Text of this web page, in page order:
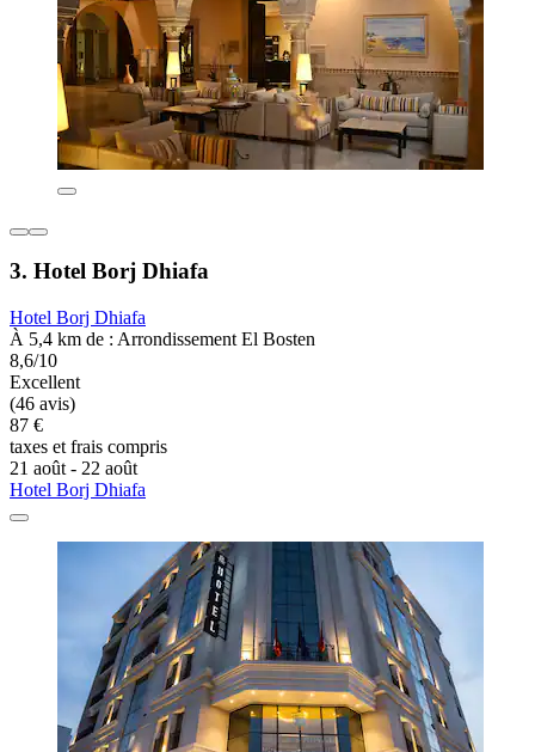
3. Hotel Borj Dhiafa
Hotel Borj Dhiafa
À 5,4 km de : Arrondissement El Bosten
8,6/10
Excellent
(46 avis)
87 €
taxes et frais compris
21 août - 22 août
Hotel Borj Dhiafa